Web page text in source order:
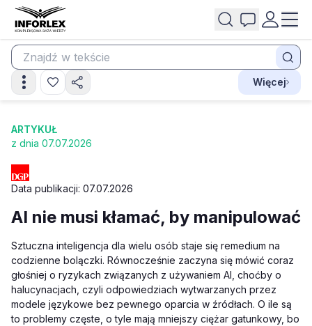
Więcej
ARTYKUŁ
z dnia 07.07.2026
Data publikacji: 07.07.2026
AI nie musi kłamać, by manipulować
Sztuczna inteligencja dla wielu osób staje się remedium na
codzienne bolączki. Równocześnie zaczyna się mówić coraz
głośniej o ryzykach związanych z używaniem AI, choćby o
halucynacjach, czyli odpowiedziach wytwarzanych przez
modele językowe bez pewnego oparcia w źródłach. O ile są
to problemy częste, o tyle mają mniejszy ciężar gatunkowy, bo